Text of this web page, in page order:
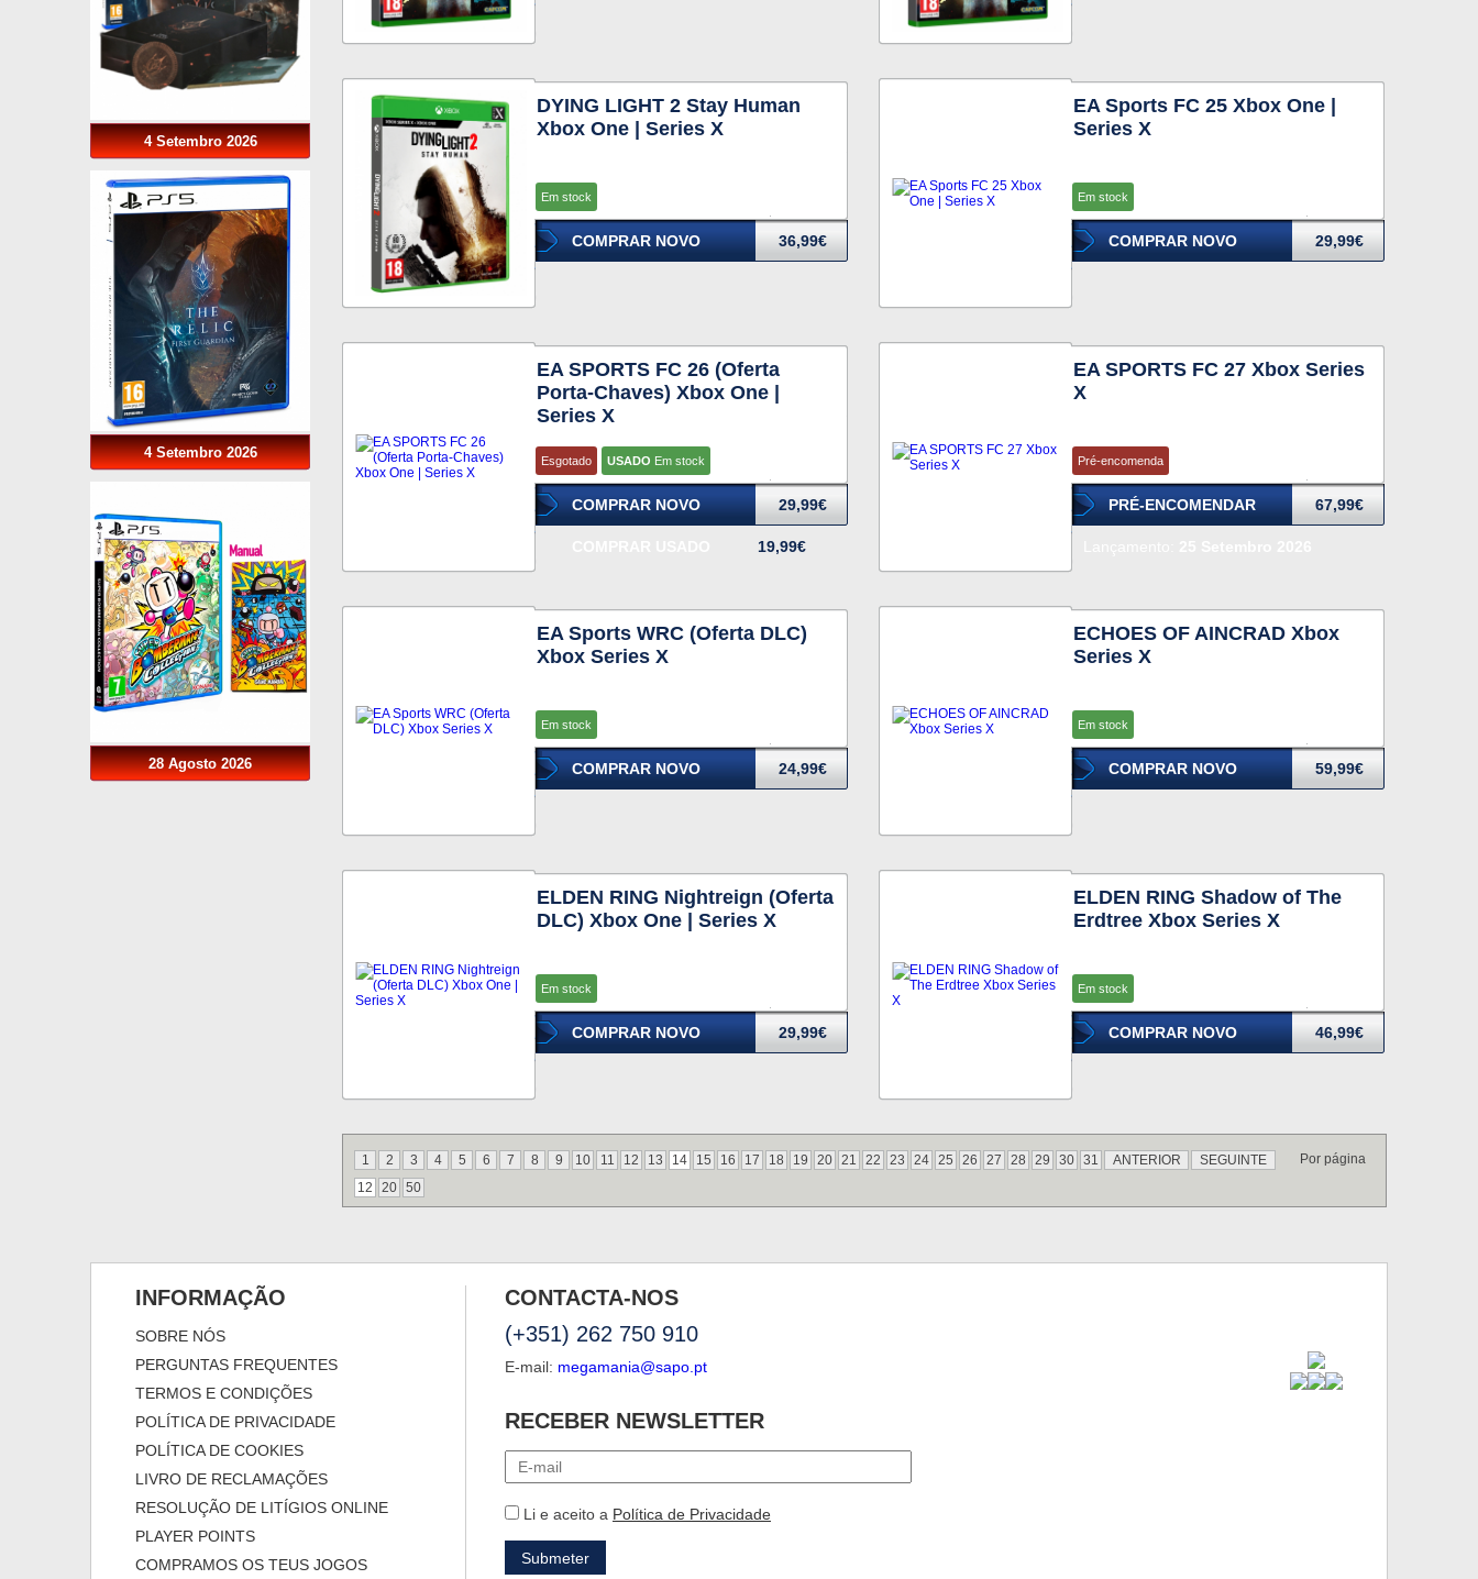
4 Setembro 2026
4 Setembro 2026
28 Agosto 2026
DYING LIGHT 2 Stay Human
Xbox One | Series X
Em stock
COMPRAR NOVO 36,99€
EA Sports FC 25 Xbox One |
Series X
Em stock
COMPRAR NOVO 29,99€
EA SPORTS FC 26 (Oferta
Porta-Chaves) Xbox One |
Series X
Esgotado USADO Em stock
COMPRAR NOVO 29,99€
19,99€
EA SPORTS FC 27 Xbox Series
X
Pré-encomenda
PRÉ-ENCOMENDAR 67,99€
EA Sports WRC (Oferta DLC)
Xbox Series X
Em stock
COMPRAR NOVO 24,99€
ECHOES OF AINCRAD Xbox
Series X
Em stock
COMPRAR NOVO 59,99€
ELDEN RING Nightreign (Oferta
DLC) Xbox One | Series X
Em stock
COMPRAR NOVO 29,99€
ELDEN RING Shadow of The
Erdtree Xbox Series X
Em stock
COMPRAR NOVO 46,99€
1 2 3 4 5 6 7 8 9 10 11 12 13 14 15 16 17 18 19 20 21 22 23 24 25 26 27 28 29 30 31 ANTERIOR SEGUINTE
Por página
12
20 50
INFORMAÇÃO
SOBRE NÓS
PERGUNTAS FREQUENTES
TERMOS E CONDIÇÕES
POLÍTICA DE PRIVACIDADE
POLÍTICA DE COOKIES
LIVRO DE RECLAMAÇÕES
RESOLUÇÃO DE LITÍGIOS ONLINE
PLAYER POINTS
COMPRAMOS OS TEUS JOGOS
CONTACTA-NOS
(+351) 262 750 910
E-mail: megamania@sapo.pt
RECEBER NEWSLETTER
Li e aceito a Política de Privacidade